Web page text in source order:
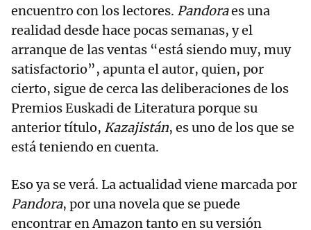
encuentro con los lectores. Pandoraes una
realidad desde hace pocas semanas, y el
arranque de las ventas “está siendo muy, muy
satisfactorio”, apunta el autor, quien, por
cierto, sigue de cerca las deliberaciones de los
Premios Euskadi de Literatura porque su
anterior título, Kazajistán, es uno de los que se
está teniendo en cuenta.
Eso ya se verá. La actualidad viene marcada por
Pandora, por una novela que se puede
encontrar en Amazon tanto en su versión